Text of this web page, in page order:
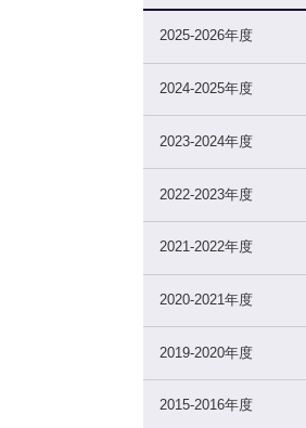
2025-2026年度
2024-2025年度
2023-2024年度
2022-2023年度
2021-2022年度
2020-2021年度
2019-2020年度
2015-2016年度